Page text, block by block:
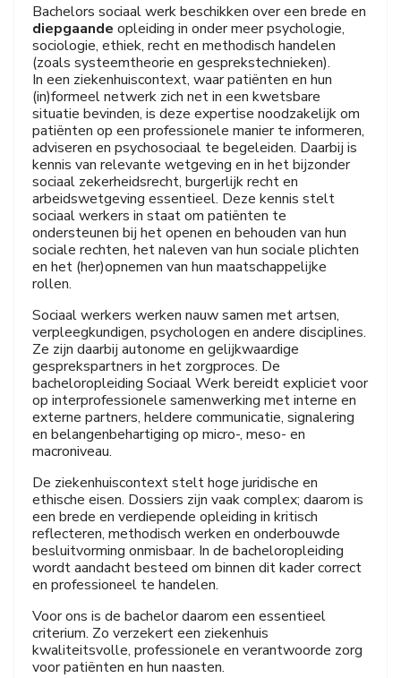
Bachelors sociaal werk beschikken over een brede en
diepgaande opleiding in onder meer psychologie,
sociologie, ethiek, recht en methodisch handelen
(zoals systeemtheorie en gesprekstechnieken).
In een ziekenhuiscontext, waar patiënten en hun
(in)formeel netwerk zich net in een kwetsbare
situatie bevinden, is deze expertise noodzakelijk om
patiënten op een professionele manier te informeren,
adviseren en psychosociaal te begeleiden. Daarbij is
kennis van relevante wetgeving en in het bijzonder
sociaal zekerheidsrecht, burgerlijk recht en
arbeidswetgeving essentieel. Deze kennis stelt
sociaal werkers in staat om patiënten te
ondersteunen bij het openen en behouden van hun
sociale rechten, het naleven van hun sociale plichten
en het (her)opnemen van hun maatschappelijke
rollen.
Sociaal werkers werken nauw samen met artsen,
verpleegkundigen, psychologen en andere disciplines.
Ze zijn daarbij autonome en gelijkwaardige
gesprekspartners in het zorgproces. De
bacheloropleiding Sociaal Werk bereidt expliciet voor
op interprofessionele samenwerking met interne en
externe partners, heldere communicatie, signalering
en belangenbehartiging op micro-, meso- en
macroniveau.
De ziekenhuiscontext stelt hoge juridische en
ethische eisen. Dossiers zijn vaak complex; daarom is
een brede en verdiepende opleiding in kritisch
reflecteren, methodisch werken en onderbouwde
besluitvorming onmisbaar. In de bacheloropleiding
wordt aandacht besteed om binnen dit kader correct
en professioneel te handelen.
Voor ons is de bachelor daarom een essentieel
criterium. Zo verzekert een ziekenhuis
kwaliteitsvolle, professionele en verantwoorde zorg
voor patiënten en hun naasten.